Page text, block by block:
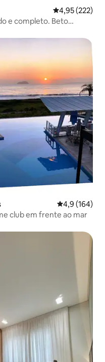
4,95 de uma
4,95 (222)
e completo. Beto
hóspedes
4,9 de uma
4,9 (164)
club em frente ao mar
hóspedes